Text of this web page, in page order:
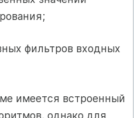
фильтров входных
имеется встроенный
однако для